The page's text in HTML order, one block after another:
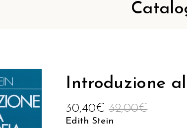
Introduzione
32,00€
30,40€
Edith Stein